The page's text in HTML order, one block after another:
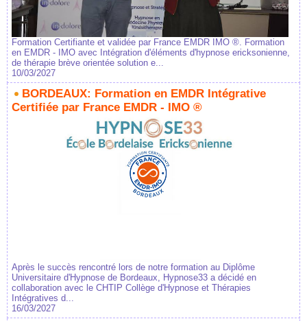
Formation Certifiante et validée par France EMDR IMO ®. Formation
en EMDR - IMO avec Intégration d'éléments d'hypnose ericksonienne,
de thérapie brève orientée solution e...
10/03/2027
BORDEAUX: Formation en EMDR Intégrative
Certifiée par France EMDR - IMO ®
Après le succès rencontré lors de notre formation au Diplôme
Universitaire d'Hypnose de Bordeaux, Hypnose33 a décidé en
collaboration avec le CHTIP Collège d'Hypnose et Thérapies
Intégratives d...
16/03/2027